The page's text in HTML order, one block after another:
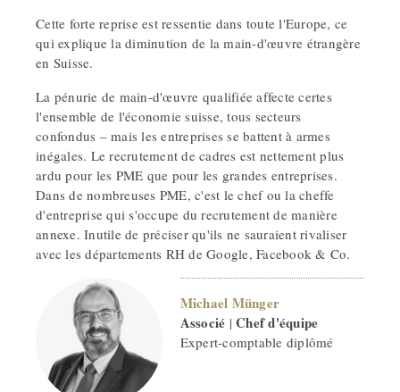
Cette forte reprise est ressentie dans toute l'Europe, ce
qui explique la diminution de la main-d'œuvre étrangère
en Suisse.
La pénurie de main-d'œuvre qualifiée affecte certes
l'ensemble de l'économie suisse, tous secteurs
confondus – mais les entreprises se battent à armes
inégales. Le recrutement de cadres est nettement plus
ardu pour les PME que pour les grandes entreprises.
Dans de nombreuses PME, c'est le chef ou la cheffe
d'entreprise qui s'occupe du recrutement de manière
annexe. Inutile de préciser qu'ils ne sauraient rivaliser
avec les départements RH de Google, Facebook & Co.
Michael Münger
Associé |Chef d'équipe
Expert-comptable diplômé